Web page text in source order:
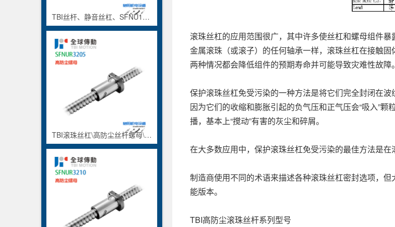
TBI丝杆、静音丝杠、SFNU1610
TBI滚珠丝杠\高防尘丝杆螺母\SFNU3205\精密级丝杆
滚珠丝杠的应用范围很广，其中许多使丝杠和螺母组件
金属滚珠（或滚子）的任何轴承一样，滚珠丝杠在接触
两种情况都会降低组件的预期寿命并可能导致灾难性故障。
保护滚珠丝杠免受污染的一种方法是将它们完全封闭在
因为它们的收缩和膨胀引起的负气压和正气压会“吸入”
播，基本上“搅动”有害的灰尘和碎屑。
在大多数应用中，保护滚珠丝杠免受污染的最佳方法是在
制造商使用不同的术语来描述各种滚珠丝杠密封选项，
能版本。
TBI高防尘滚珠丝杆系列型号